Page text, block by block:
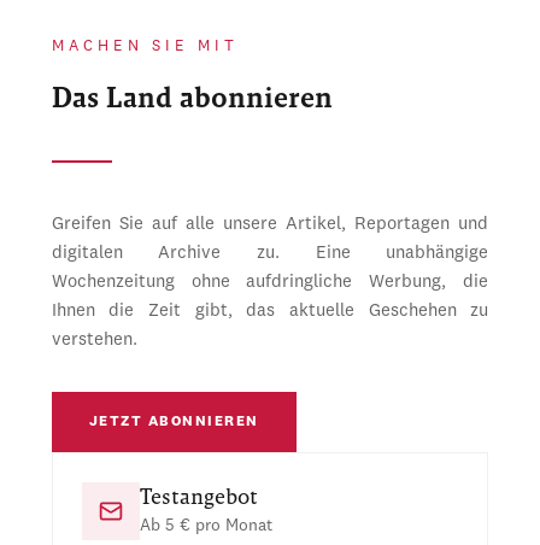
MACHEN SIE MIT
Das Land abonnieren
Greifen Sie auf alle unsere Artikel, Reportagen und
digitalen Archive zu. Eine unabhängige
Wochenzeitung ohne aufdringliche Werbung, die
Ihnen die Zeit gibt, das aktuelle Geschehen zu
verstehen.
JETZT ABONNIEREN
Testangebot
Ab 5 € pro Monat